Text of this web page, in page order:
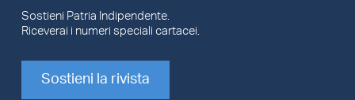
Sostieni Patria Indipendente.
Riceverai i numeri speciali cartacei.
Sostieni la rivista